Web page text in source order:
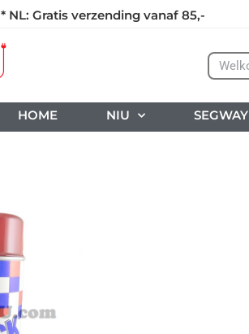
* NL: Gratis verzending vanaf 85,-
HOME NIU SEGWAY